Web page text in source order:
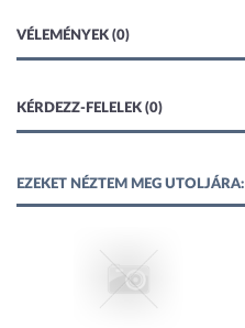
VÉLEMÉNYEK (0)
KÉRDEZZ-FELELEK (0)
EZEKET NÉZTEM MEG UTOLJÁRA: